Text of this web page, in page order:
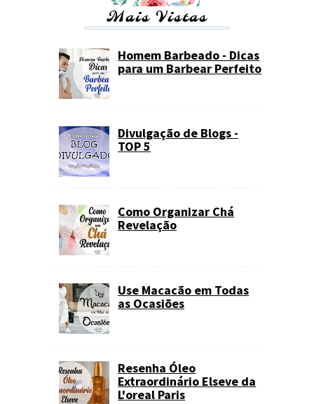
Mais Vistas
Homem Barbeado - Dicas
para um Barbear Perfeito
Divulgação de Blogs -
TOP 5
Como Organizar Chá
Revelação
Use Macacão em Todas
as Ocasiões
Resenha Óleo
Extraordinário Elseve da
L'oreal Paris